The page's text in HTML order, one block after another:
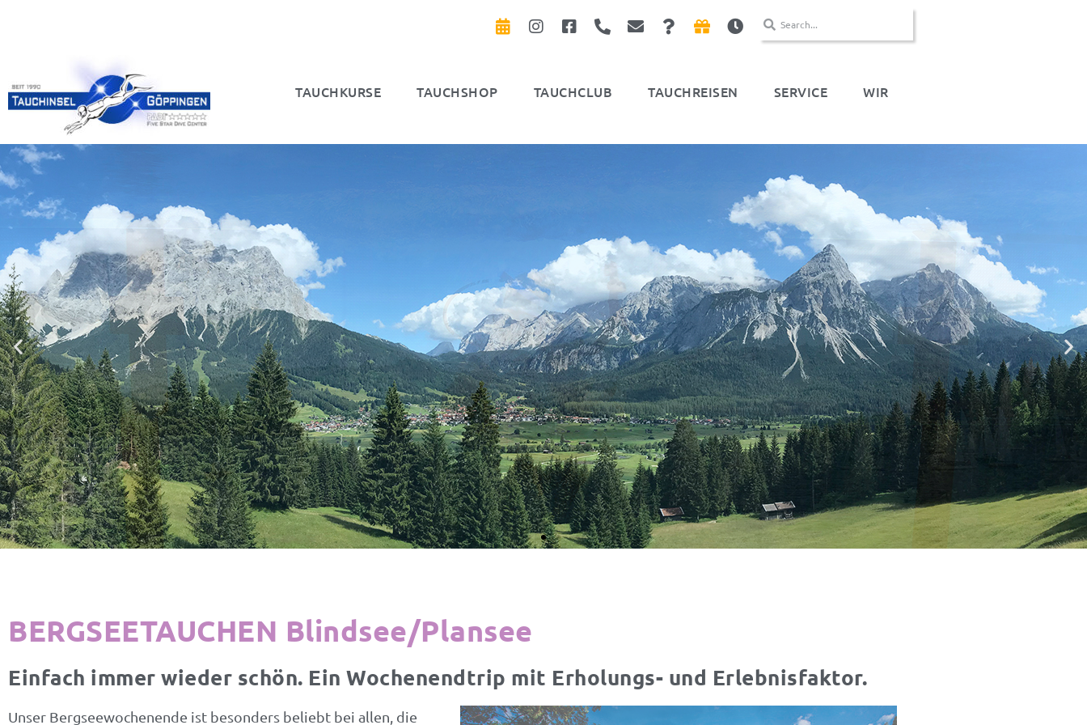
TAUCHKURSE TAUCHSHOP TAUCHCLUB TAUCHREISEN SERVICE WIR
BERGSEETAUCHEN Blindsee/Plansee
Einfach immer wieder schön. Ein Wochenendtrip mit Erholungs- und Erlebnisfaktor.
Unser Bergseewochenende ist besonders beliebt bei allen, die